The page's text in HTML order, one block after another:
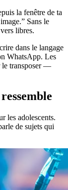
la fenêtre de ta
Sans le
libres.
dans le langage
WhatsApp. Les
le transposer —
les adolescents.
de sujets qui